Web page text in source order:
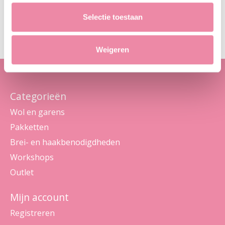
Selectie toestaan
Weigeren
Categorieën
Wol en garens
Pakketten
Brei- en haakbenodigdheden
Workshops
Outlet
Mijn account
Registreren